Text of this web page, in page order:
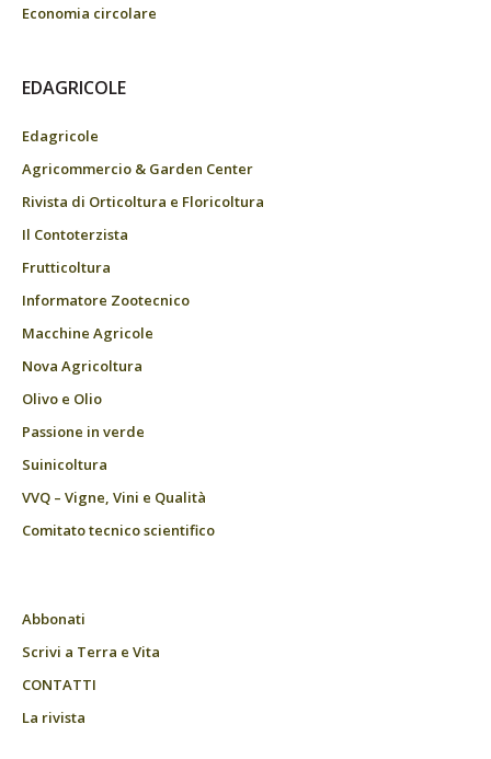
Economia circolare
EDAGRICOLE
Edagricole
Agricommercio & Garden Center
Rivista di Orticoltura e Floricoltura
Il Contoterzista
Frutticoltura
Informatore Zootecnico
Macchine Agricole
Nova Agricoltura
Olivo e Olio
Passione in verde
Suinicoltura
VVQ – Vigne, Vini e Qualità
Comitato tecnico scientifico
Abbonati
Scrivi a Terra e Vita
CONTATTI
La rivista